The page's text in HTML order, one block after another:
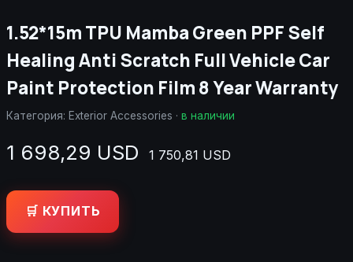
1.52*15m TPU Mamba Green PPF Self
Healing Anti Scratch Full Vehicle Car
Paint Protection Film 8 Year Warranty
Категория: Exterior Accessories · в наличии
1 698,29 USD 1 750,81 USD
🛒 КУПИТЬ